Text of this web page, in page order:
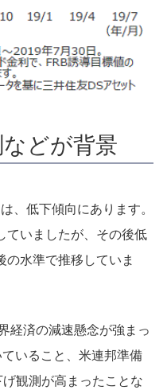
どが背景
、低下傾向にあります。
ていましたが、その後低
水準で推移していま
経済の減速懸念が強まっ
いること、米連邦準備
観測が高まったことな